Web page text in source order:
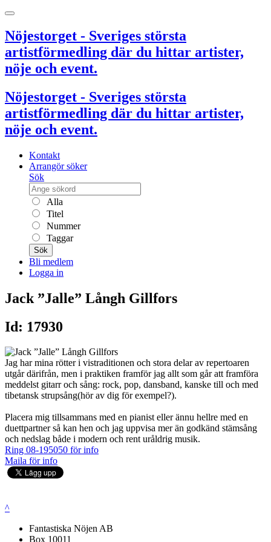
Nöjestorget - Sveriges största
artistförmedling där du hittar artister,
nöje och event.
Nöjestorget - Sveriges största
artistförmedling där du hittar artister,
nöje och event.
Kontakt
Arrangör söker
Sök
Alla
Titel
Nummer
Taggar
Sök
Bli medlem
Logga in
Jack ”Jalle” Långh Gillfors
Id: 17930
Jag har mina rötter i vistraditionen och stora delar av repertoaren
utgår därifrån, men i praktiken framför jag allt som går att framföra
meddelst gitarr och sång: rock, pop, dansband, kanske till och med
tibetansk strupsång(hör av dig för exempel?).
Placera mig tillsammans med en pianist eller ännu hellre med en
duettpartner så kan hen och jag uppvisa mer än godkänd stämsång
och nedslag både i modern och rent uråldrig musik.
Ring 08-195050 för info
Maila för info
^
Fantastiska Nöjen AB
Box 10011